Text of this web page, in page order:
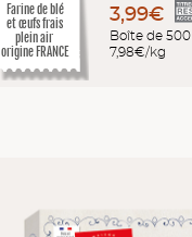
Farine de blé
et œufs frais
plein air
origine FRANCE
3,99€
Boîte de
7,98€/kg